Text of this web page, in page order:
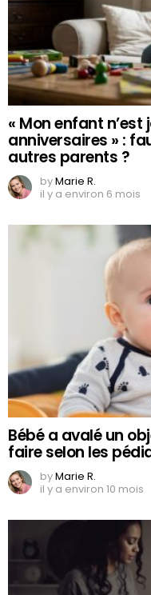
« Mon enfant
anniversaires » :
autres parents ?
byMarie R.
il y a environ 6 mois
Bébé a avalé un
faire selon les
byMarie R.
il y a environ 10 mois